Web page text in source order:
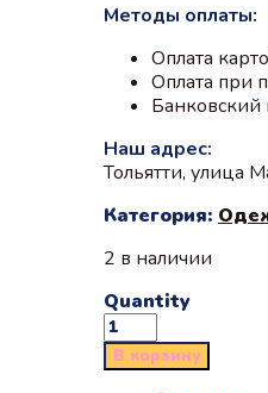
Методы оплаты:
Оплата
Оплата при
Наш адрес:
Тольятти, улица
Категория:
2 в наличии
Quantity
В корзину